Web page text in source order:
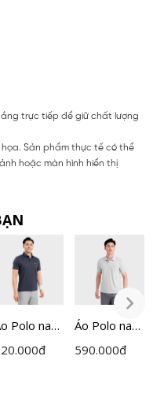
trực tiếp để giữ chất lượng
Sản phẩm thực tế có thể
hoặc màn hình hiển thị
Polo nam
tayđ
Áo Polo nam
ngắn tay
590.000đ